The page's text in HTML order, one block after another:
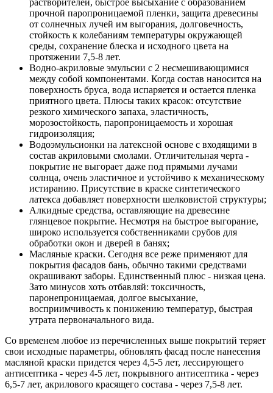
растворителей, быстрое высыхание с образованием
прочной паропроницаемой пленки, защита древесины
от солнечных лучей им выгорания, долговечность,
стойкость к колебаниям температуры окружающей
среды, сохранение блеска и исходного цвета на
протяжении 7,5-8 лет.
Водно-акриловые эмульсии с 2 несмешивающимися
между собой компонентами. Когда состав наносится на
поверхность бруса, вода испаряется и остается пленка
приятного цвета. Плюсы таких красок: отсутствие
резкого химического запаха, эластичность,
морозостойкость, паропроницаемость и хорошая
гидроизоляция;
Водоэмульсионки на латексной основе с входящими в
состав акриловыми смолами. Отличительная черта -
покрытие не выгорает даже под прямыми лучами
солнца, очень эластичное и устойчиво к механическому
истиранию. Присутствие в краске синтетического
латекса добавляет поверхности шелковистой структуры;
Алкидные средства, оставляющие на древесине
глянцевое покрытие. Несмотря на быстрое выгорание,
широко используется собственниками срубов для
обработки окон и дверей в банях;
Масляные краски. Сегодня все реже применяют для
покрытия фасадов бань, обычно такими средствами
окрашивают заборы. Единственный плюс - низкая цена.
Зато минусов хоть отбавляй: токсичность,
паронепроницаемая, долгое высыхание,
восприимчивость к понижению температур, быстрая
утрата первоначального вида.
Со временем любое из перечисленных выше покрытий теряет
свои исходные параметры, обновлять фасад после нанесения
масляной краски придется через 4,5-5 лет, лессирующего
антисептика - через 4-5 лет, покрывного антисептика - через
6,5-7 лет, акрилового красящего состава - через 7,5-8 лет.